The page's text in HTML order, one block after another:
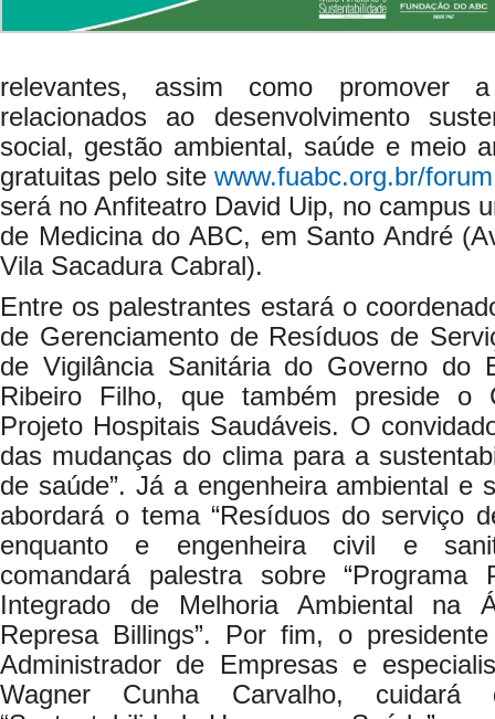
relevantes, assim como promover
relacionados ao desenvolvimento
social, gestão ambiental, saúde e meio
gratuitas pelo sitewww.fuabc.org.br/forum
será no Anfiteatro David Uip, no campus
de Medicina do ABC, em Santo André
Vila Sacadura Cabral).
Entre os palestrantes estará o
de Gerenciamento de Resíduos de
de Vigilância Sanitária do Governo do
Ribeiro Filho, que também preside o
Projeto Hospitais Saudáveis. O
das mudanças do clima para a
de saúde”. Já a engenheira ambiental e
abordará o tema “Resíduos do serviço
enquanto e engenheira civil e
comandará palestra sobre “Programa
Integrado de Melhoria Ambiental na
Represa Billings”. Por fim, o
Administrador de Empresas e
Wagner Cunha Carvalho, cuidará